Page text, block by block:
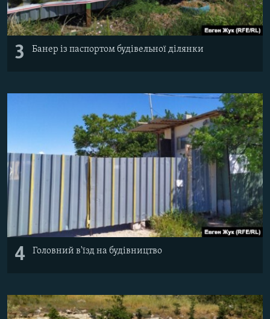
3 Банер із паспортом будівельної ділянки
4 Головний в'їзд на будівництво